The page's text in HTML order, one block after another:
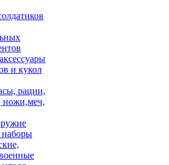
и кукол
рации,
ножи,меч,